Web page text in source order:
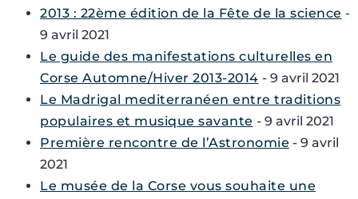
2013 : 22ème édition de la Fête de la science -
9 avril 2021
Le guide des manifestations culturelles en
Corse Automne/Hiver 2013-2014 - 9 avril 2021
Le Madrigal mediterranéen entre traditions
populaires et musique savante - 9 avril 2021
Première rencontre de l’Astronomie - 9 avril
2021
Le musée de la Corse vous souhaite une